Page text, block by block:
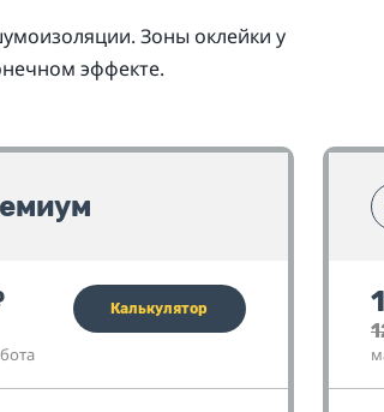
Зоны оклейки у
эффекте.
Калькулятор